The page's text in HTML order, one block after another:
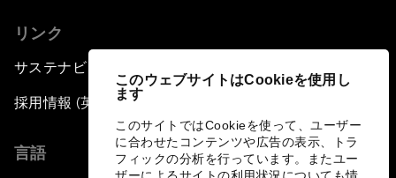
このウェブサイトはCookieを使用し
ます
このサイトではCookieを使って、ユーザー
に合わせたコンテンツや広告の表示、トラ
フィックの分析を行っています。またユー
リンク
サステナビリティへの取り組み
採用情報 (英語のみ)
言語